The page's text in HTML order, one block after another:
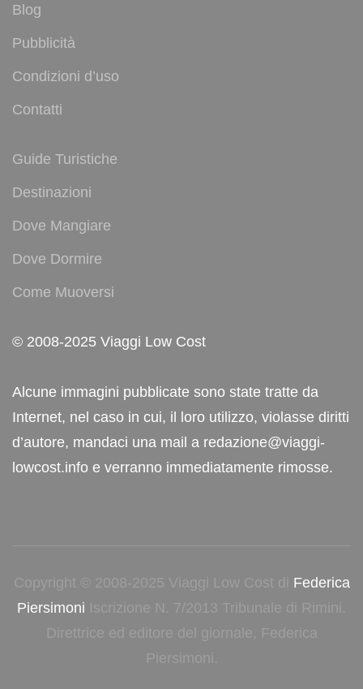
Blog
Pubblicità
Condizioni d’uso
Contatti
Guide Turistiche
Destinazioni
Dove Mangiare
Dove Dormire
Come Muoversi
© 2008-2025 Viaggi Low Cost
Alcune immagini pubblicate sono state tratte da
Internet, nel caso in cui, il loro utilizzo, violasse diritti
d’autore, mandaci una mail a redazione@viaggi-
lowcost.info e verranno immediatamente rimosse.
Copyright © 2008-2025 Viaggi Low Cost di Federica
Piersimoni Iscrizione N. 7/2013 Tribunale di Rimini.
Direttrice ed editore del giornale, Federica
Piersimoni.